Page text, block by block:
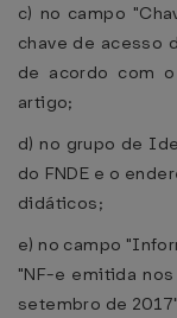
c) no campo
chave de acesso
de acordo com
artigo;
d) no grupo de
do FNDE e o
didáticos;
e) no campo
"NF-e emitida
setembro de